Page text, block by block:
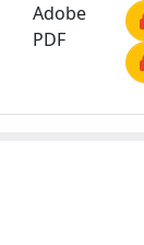
Adobe
PDF